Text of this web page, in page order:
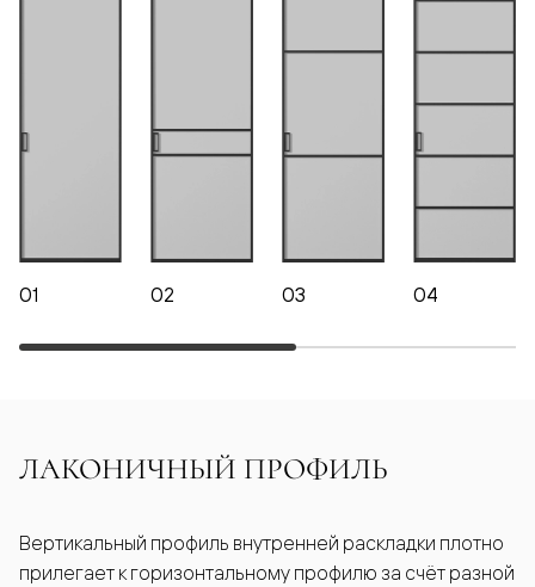
01 02 03 04
ЛАКОНИЧНЫЙ ПРОФИЛЬ
Вертикальный профиль внутренней раскладки плотно
прилегает к горизонтальному профилю за счёт разной